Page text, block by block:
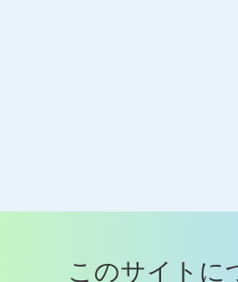
このサイトに